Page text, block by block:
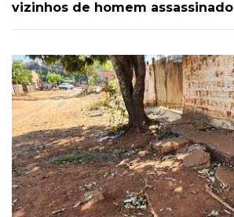
vizinhos de homem assassinado